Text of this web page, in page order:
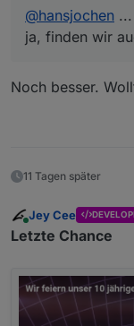
@hansjochen
ja, finden wir
Noch besser.
11 Tagen später
Online
Jey Cee
Letzte Chance